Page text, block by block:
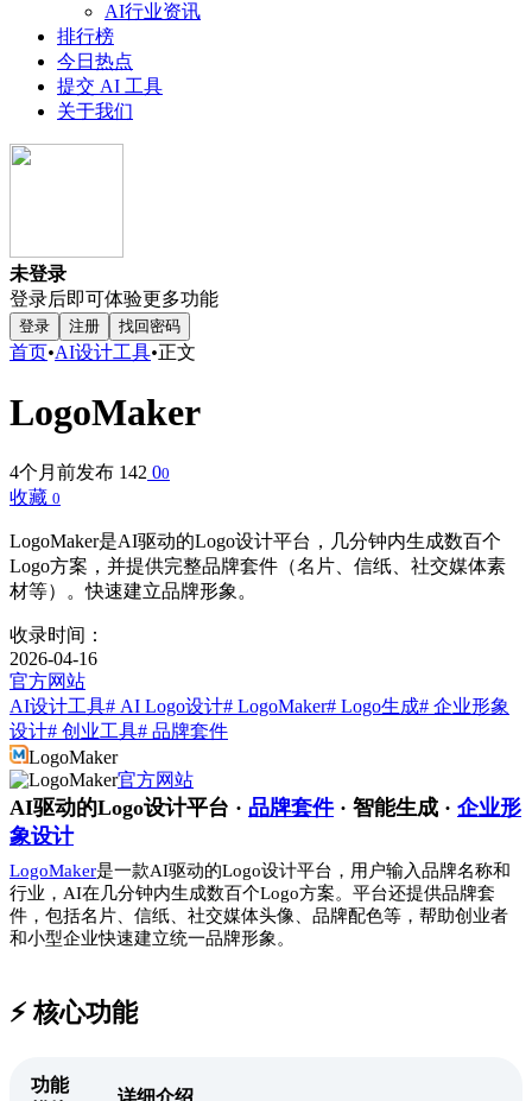
AI行业资讯
排行榜
今日热点
提交 AI 工具
关于我们
未登录
登录后即可体验更多功能
登录 注册 找回密码
首页•AI设计工具•正文
LogoMaker
4个月前发布 142 00
收藏 0
LogoMaker是AI驱动的Logo设计平台，几分钟内生成数百个
Logo方案，并提供完整品牌套件（名片、信纸、社交媒体素
材等）。快速建立品牌形象。
收录时间：
2026-04-16
官方网站
AI设计工具# AI Logo设计# LogoMaker# Logo生成# 企业形象
设计# 创业工具# 品牌套件
LogoMaker
官方网站
AI驱动的Logo设计平台 · 品牌套件· 智能生成 · 企业形
象设计
LogoMaker是一款AI驱动的Logo设计平台，用户输入品牌名称和
行业，AI在几分钟内生成数百个Logo方案。平台还提供品牌套
件，包括名片、信纸、社交媒体头像、品牌配色等，帮助创业者
和小型企业快速建立统一品牌形象。
⚡️ 核心功能
功能
详细介绍